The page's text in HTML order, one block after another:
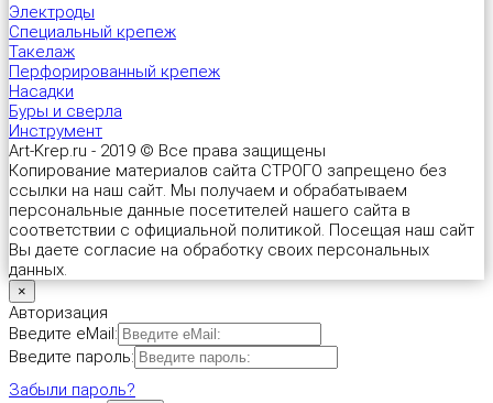
Электроды
Специальный крепеж
Такелаж
Перфорированный крепеж
Насадки
Буры и сверла
Инструмент
Art-Krep.ru - 2019 © Все права защищены
Копирование материалов сайта СТРОГО запрещено без
ссылки на наш сайт. Мы получаем и обрабатываем
персональные данные посетителей нашего сайта в
соответствии с официальной политикой. Посещая наш сайт
Вы даете согласие на обработку своих персональных
данных.
×
Авторизация
Введите eMail:
Введите пароль:
Забыли пароль?